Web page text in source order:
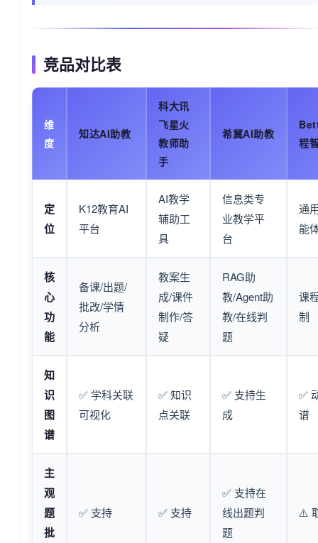
竞品对比表
维
度
知达AI助教
科大讯
飞星火
教师助
手
希冀AI助教
程
定
位
K12教育AI
平台
AI教学
辅助工
具
信息类专
业教学平
台
通
能
核
心
功
能
备课/出题/
批改/学情
分析
教案生
成/课件
制作/答
疑
RAG助
教/Agent助
教/在线判
题
课
制
知
识
图
谱
✅ 学科关联
可视化
✅ 知识
点关联
✅ 支持生
成
✅
谱
主
观
题
批
✅ 支持 ✅ 支持
✅ 支持在
线出题判
题
⚠️